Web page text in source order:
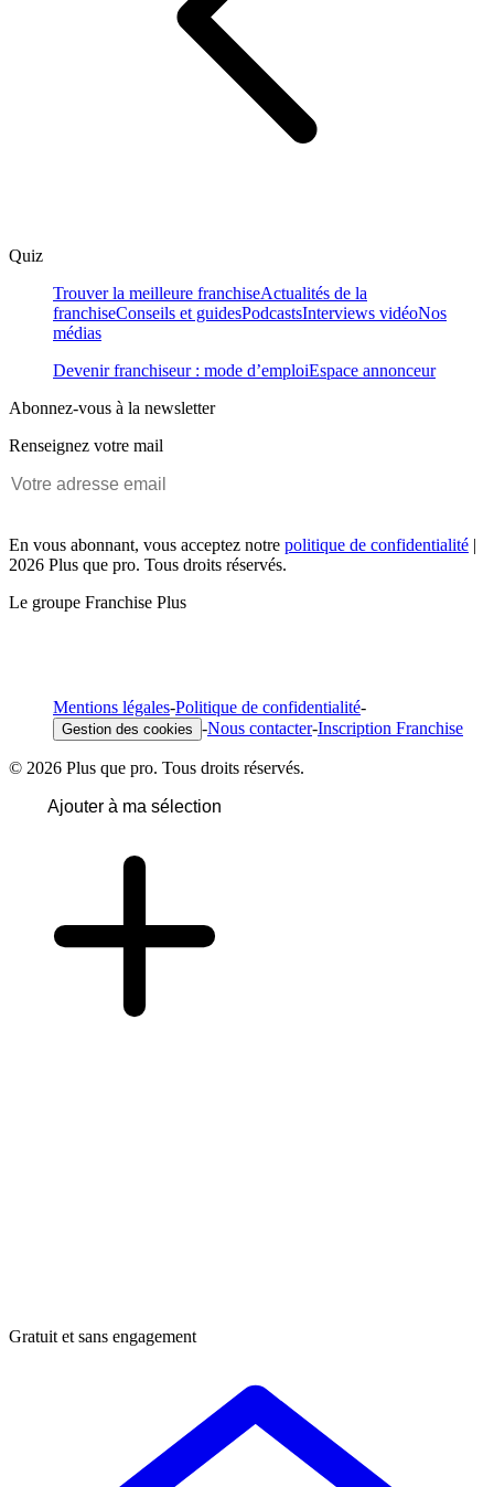
Quiz
Trouver la meilleure franchiseActualités de la
franchiseConseils et guidesPodcastsInterviews vidéoNos
médias
Devenir franchiseur : mode d’emploiEspace annonceur
Abonnez-vous à la newsletter
Renseignez votre mail
En vous abonnant, vous acceptez notre politique de confidentialité |
2026 Plus que pro. Tous droits réservés.
Le groupe Franchise Plus
Mentions légales-Politique de confidentialité-
Gestion des cookies -Nous contacter-Inscription Franchise
© 2026 Plus que pro. Tous droits réservés.
Ajouter à ma sélection
Gratuit et sans engagement